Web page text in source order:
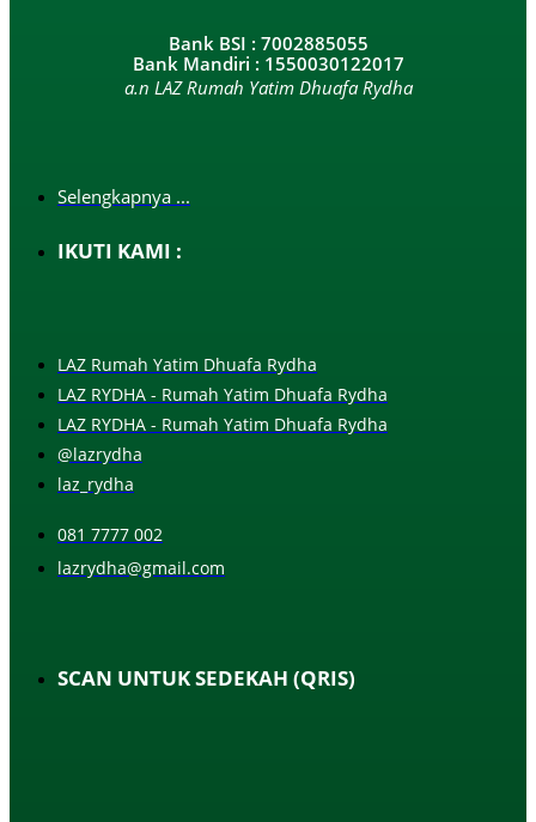
Bank BSI : 7002885055
Bank Mandiri : 1550030122017
a.n LAZ Rumah Yatim Dhuafa Rydha
Selengkapnya ...
IKUTI KAMI :
LAZ Rumah Yatim Dhuafa Rydha
LAZ RYDHA - Rumah Yatim Dhuafa Rydha
LAZ RYDHA - Rumah Yatim Dhuafa Rydha
@lazrydha
laz_rydha
081 7777 002
lazrydha@gmail.com
SCAN UNTUK SEDEKAH (QRIS)